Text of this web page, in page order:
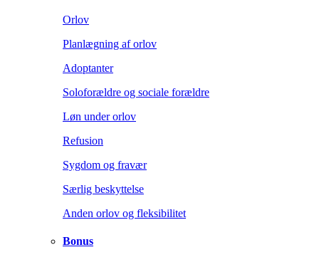
Orlov
Planlægning af orlov
Adoptanter
Soloforældre og sociale forældre
Løn under orlov
Refusion
Sygdom og fravær
Særlig beskyttelse
Anden orlov og fleksibilitet
Bonus